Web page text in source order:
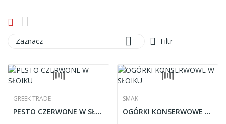
Zaznacz  Filtr
GREEK TRADE
PESTO CZERWONE W SŁOIKU
SMAK
OGÓRKI KONSERWOWE W SŁOIKU